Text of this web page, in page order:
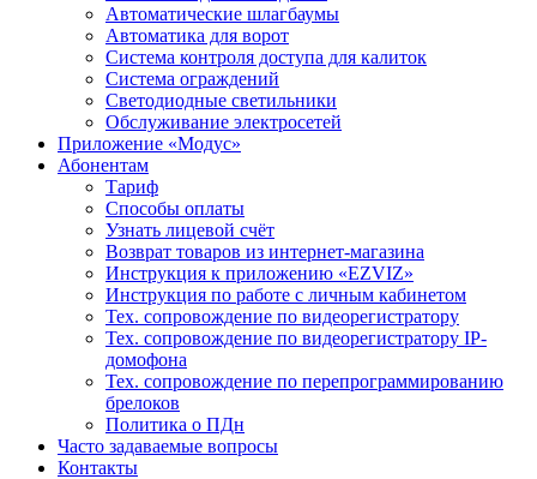
Автоматические шлагбаумы
Автоматика для ворот
Система контроля доступа для калиток
Система ограждений
Светодиодные светильники
Обслуживание электросетей
Приложение «Модус»
Абонентам
Тариф
Способы оплаты
Узнать лицевой счёт
Возврат товаров из интернет-магазина
Инструкция к приложению «EZVIZ»
Инструкция по работе с личным кабинетом
Тех. сопровождение по видеорегистратору
Тех. сопровождение по видеорегистратору IP-
домофона
Тех. сопровождение по перепрограммированию
брелоков
Политика о ПДн
Часто задаваемые вопросы
Контакты